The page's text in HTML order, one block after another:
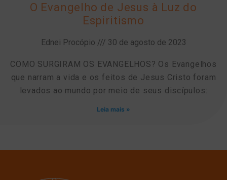
O Evangelho de Jesus à Luz do
Espiritismo
Ednei Procópio 30 de agosto de 2023
COMO SURGIRAM OS EVANGELHOS? Os Evangelhos
que narram a vida e os feitos de Jesus Cristo foram
levados ao mundo por meio de seus discípulos:
Leia mais »